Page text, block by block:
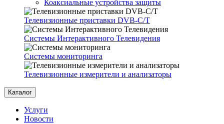
Коаксиальные устройства защиты
Телевизионные приставки DVB-C/T
Системы Интерактивного Телевидения
Системы мониторинга
Телевизионные измерители и анализаторы
Каталог
Услуги
Новости